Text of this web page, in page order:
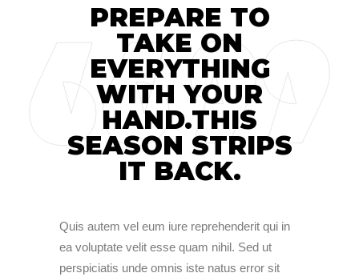
PREPARE TO
TAKE ON
EVERYTHING
WITH YOUR
HAND.THIS
SEASON STRIPS
IT BACK.
Quis autem vel eum iure reprehenderit qui in
ea voluptate velit esse quam nihil. Sed ut
perspiciatis unde omnis iste natus error sit